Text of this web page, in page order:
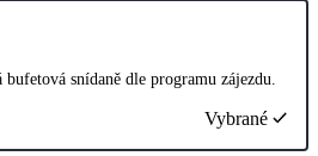
snídaně dle programu zájezdu.
Vybrané